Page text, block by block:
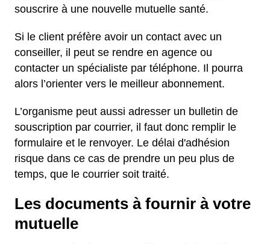
souscrire à une nouvelle mutuelle santé.
Si le client préfère avoir un contact avec un
conseiller, il peut se rendre en agence ou
contacter un spécialiste par téléphone. Il pourra
alors l’orienter vers le meilleur abonnement.
L’organisme peut aussi adresser un bulletin de
souscription par courrier, il faut donc remplir le
formulaire et le renvoyer. Le délai d'adhésion
risque dans ce cas de prendre un peu plus de
temps, que le courrier soit traité.
Les documents à fournir à votre
mutuelle